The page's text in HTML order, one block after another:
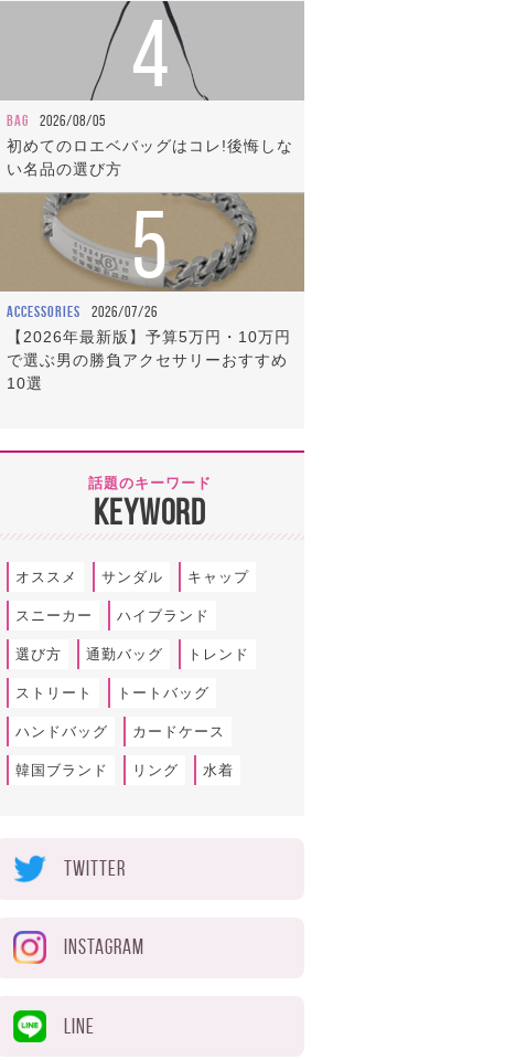
4
BAG 2026/08/05
初めてのロエベバッグはコレ!後悔しな
い名品の選び方
5
ACCESSORIES 2026/07/26
【2026年最新版】予算5万円・10万円
で選ぶ男の勝負アクセサリーおすすめ
10選
話題のキーワード
KEYWORD
オススメ サンダル キャップ
スニーカー ハイブランド
選び方 通勤バッグ トレンド
ストリート トートバッグ
ハンドバッグ カードケース
韓国ブランド リング 水着
TWITTER
INSTAGRAM
LINE